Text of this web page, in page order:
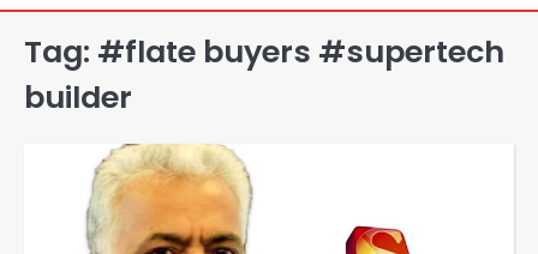
Tag: #flate buyers #supertech
builder